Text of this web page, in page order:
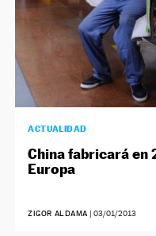
ACTUALIDAD
China fabricará en
Europa
ZIGOR ALDAMA |03/01/2013